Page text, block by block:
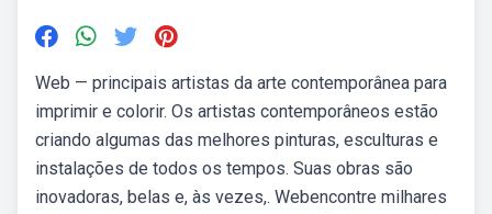
Web — principais artistas da arte contemporânea para
imprimir e colorir. Os artistas contemporâneos estão
criando algumas das melhores pinturas, esculturas e
instalações de todos os tempos. Suas obras são
inovadoras, belas e, às vezes,. Webencontre milhares